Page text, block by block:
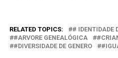
RELATED TOPICS: # IDENTIDADE
#ARVORE GENEALÓGICA
#DIVERSIDADE DE GENERO